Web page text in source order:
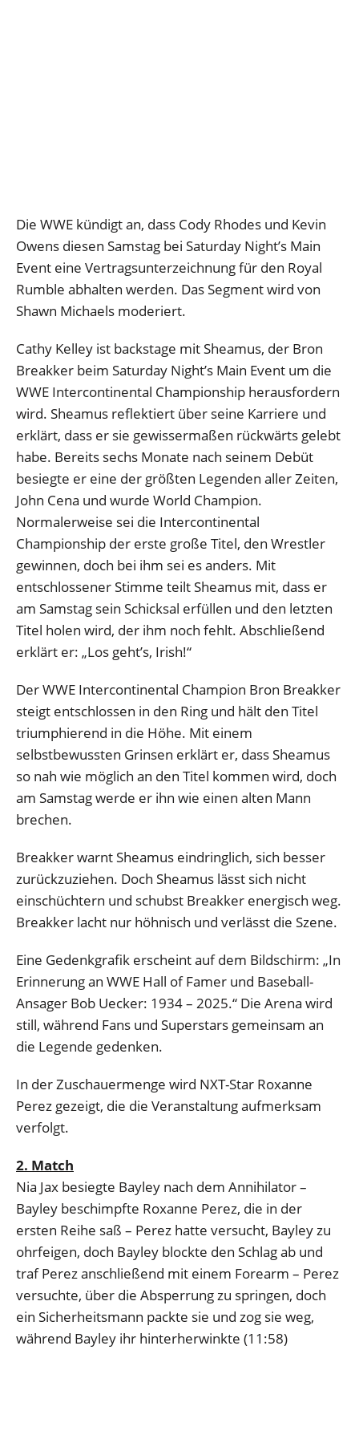
Die WWE kündigt an, dass Cody Rhodes und Kevin
Owens diesen Samstag bei Saturday Night’s Main
Event eine Vertragsunterzeichnung für den Royal
Rumble abhalten werden. Das Segment wird von
Shawn Michaels moderiert.
Cathy Kelley ist backstage mit Sheamus, der Bron
Breakker beim Saturday Night’s Main Event um die
WWE Intercontinental Championship herausfordern
wird. Sheamus reflektiert über seine Karriere und
erklärt, dass er sie gewissermaßen rückwärts gelebt
habe. Bereits sechs Monate nach seinem Debüt
besiegte er eine der größten Legenden aller Zeiten,
John Cena und wurde World Champion.
Normalerweise sei die Intercontinental
Championship der erste große Titel, den Wrestler
gewinnen, doch bei ihm sei es anders. Mit
entschlossener Stimme teilt Sheamus mit, dass er
am Samstag sein Schicksal erfüllen und den letzten
Titel holen wird, der ihm noch fehlt. Abschließend
erklärt er: „Los geht’s, Irish!“
Der WWE Intercontinental Champion Bron Breakker
steigt entschlossen in den Ring und hält den Titel
triumphierend in die Höhe. Mit einem
selbstbewussten Grinsen erklärt er, dass Sheamus
so nah wie möglich an den Titel kommen wird, doch
am Samstag werde er ihn wie einen alten Mann
brechen.
Breakker warnt Sheamus eindringlich, sich besser
zurückzuziehen. Doch Sheamus lässt sich nicht
einschüchtern und schubst Breakker energisch weg.
Breakker lacht nur höhnisch und verlässt die Szene.
Eine Gedenkgrafik erscheint auf dem Bildschirm: „In
Erinnerung an WWE Hall of Famer und Baseball-
Ansager Bob Uecker: 1934 – 2025.“ Die Arena wird
still, während Fans und Superstars gemeinsam an
die Legende gedenken.
In der Zuschauermenge wird NXT-Star Roxanne
Perez gezeigt, die die Veranstaltung aufmerksam
verfolgt.
2. Match
Nia Jax besiegte Bayley nach dem Annihilator –
Bayley beschimpfte Roxanne Perez, die in der
ersten Reihe saß – Perez hatte versucht, Bayley zu
ohrfeigen, doch Bayley blockte den Schlag ab und
traf Perez anschließend mit einem Forearm – Perez
versuchte, über die Absperrung zu springen, doch
ein Sicherheitsmann packte sie und zog sie weg,
während Bayley ihr hinterherwinkte (11:58)